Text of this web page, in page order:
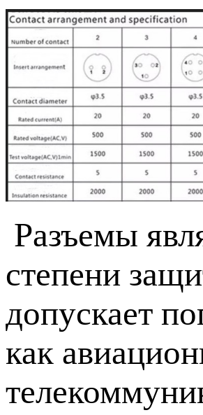
Разъемы
степени
допускает
как